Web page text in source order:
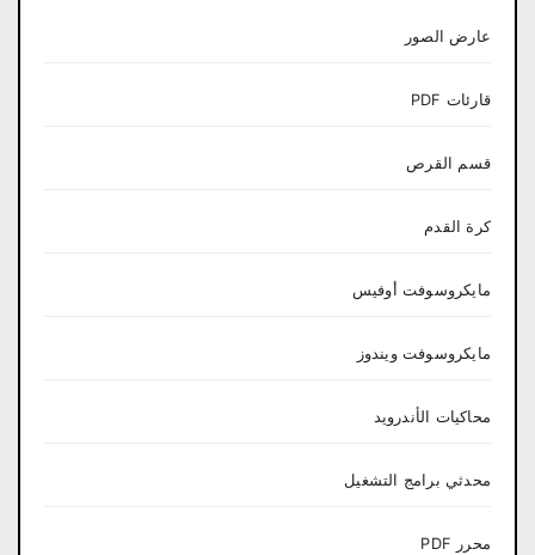
عارض الصور
قارئات PDF
قسم القرص
كرة القدم
مايكروسوفت أوفيس
مايكروسوفت ويندوز
محاكيات الأندرويد
محدثي برامج التشغيل
محرر PDF